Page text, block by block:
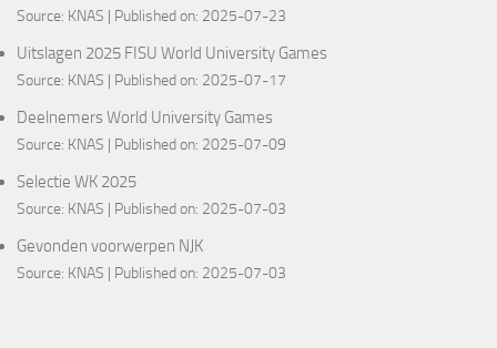
Source: KNAS Published on: 2025-07-23
Uitslagen 2025 FISU World University Games
Source: KNAS Published on: 2025-07-17
Deelnemers World University Games
Source: KNAS Published on: 2025-07-09
Selectie WK 2025
Source: KNAS Published on: 2025-07-03
Gevonden voorwerpen NJK
Source: KNAS Published on: 2025-07-03